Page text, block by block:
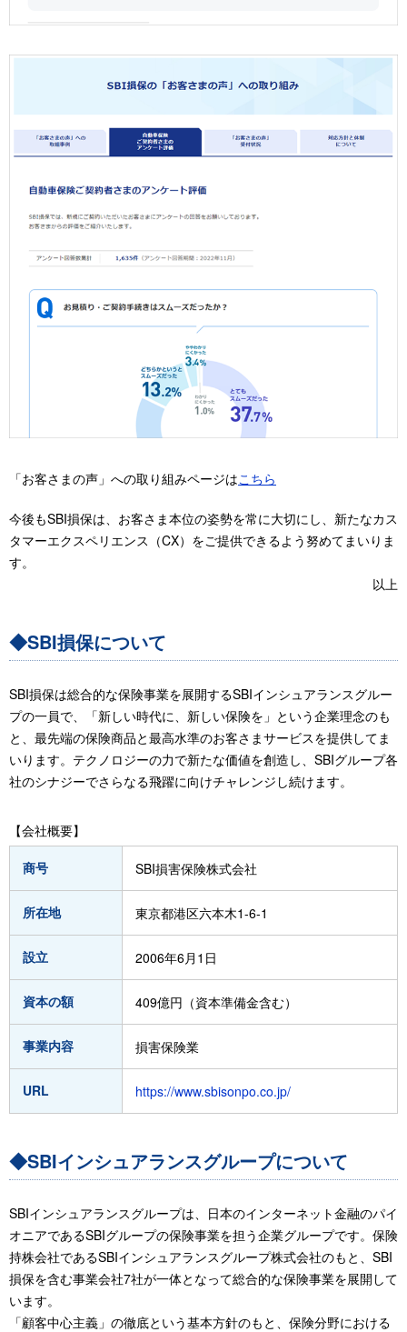
「お客さまの声」への取り組みページはこちら
今後もSBI損保は、お客さま本位の姿勢を常に大切にし、新たなカス
タマーエクスペリエンス（CX）をご提供できるよう努めてまいりま
す。
以上
◆SBI損保について
SBI損保は総合的な保険事業を展開するSBIインシュアランスグルー
プの一員で、「新しい時代に、新しい保険を」という企業理念のも
と、最先端の保険商品と最高水準のお客さまサービスを提供してま
いります。テクノロジーの力で新たな価値を創造し、SBIグループ各
社のシナジーでさらなる飛躍に向けチャレンジし続けます。
【会社概要】
商号 SBI損害保険株式会社
所在地 東京都港区六本木1-6-1
設立 2006年6月1日
資本の額 409億円（資本準備金含む）
事業内容 損害保険業
URL https://www.sbisonpo.co.jp/
◆SBIインシュアランスグループについて
SBIインシュアランスグループは、日本のインターネット金融のパイ
オニアであるSBIグループの保険事業を担う企業グループです。保険
持株会社であるSBIインシュアランスグループ株式会社のもと、SBI
損保を含む事業会社7社が一体となって総合的な保険事業を展開して
います。
「顧客中心主義」の徹底という基本方針のもと、保険分野における